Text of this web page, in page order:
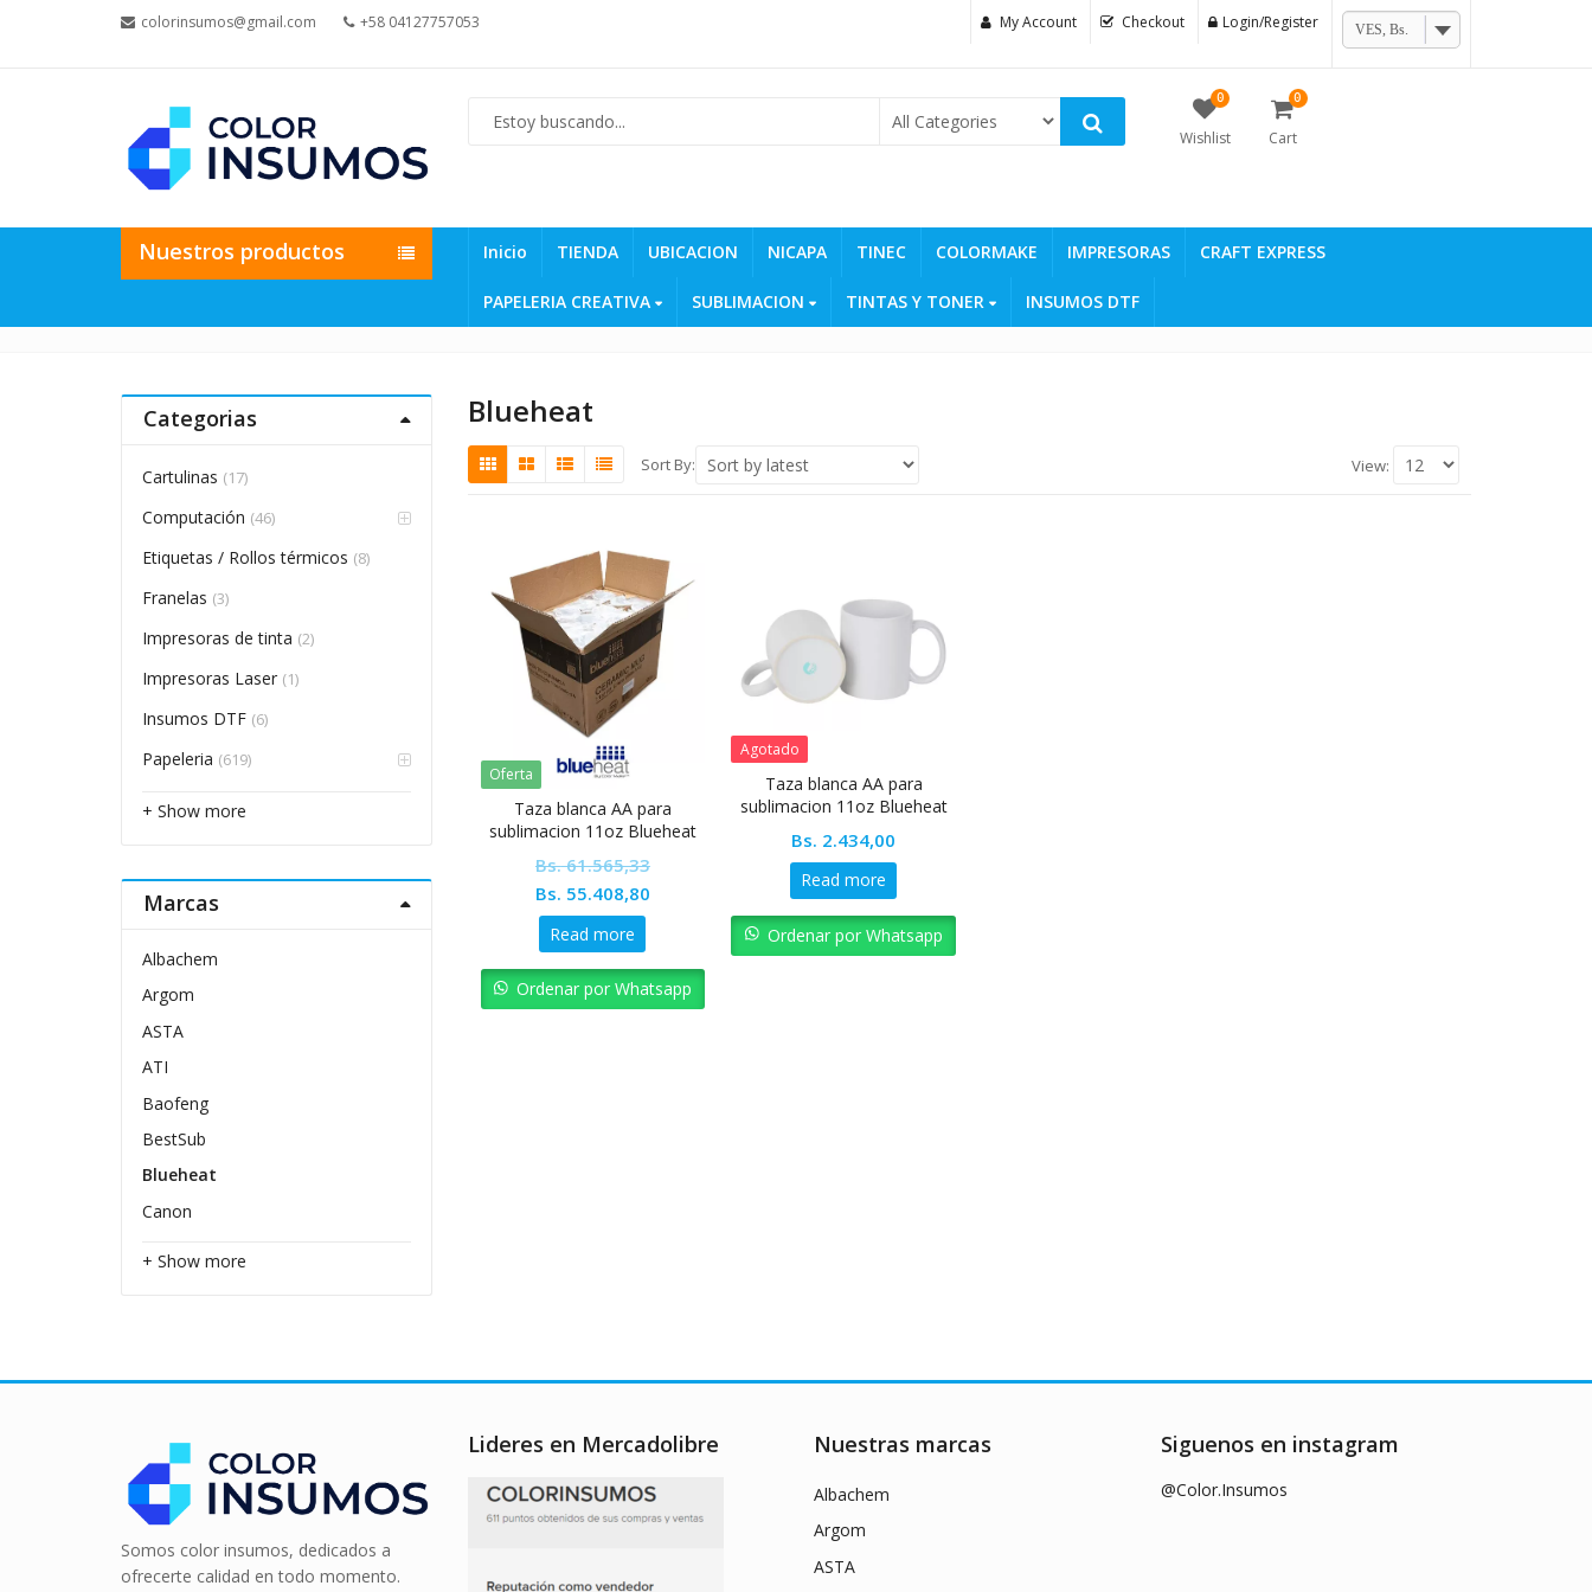
colorinsumos@gmail.com +58 04127757053 My Account Checkout Login/Register VES, Bs.
0
Wishlist
0
Cart
Nuestros productos Inicio TIENDA UBICACION NICAPA TINEC COLORMAKE IMPRESORAS CRAFT EXPRESS
PAPELERIA CREATIVA SUBLIMACION TINTAS Y TONER INSUMOS DTF
Blueheat
Sort By: View:
Oferta
Taza blanca AA para
sublimacion 11oz Blueheat
Bs.61.565,33
Original
price
was:
Bs. 61.565,33.
Bs. 55.408,80Current
Bs. 55.408,80.
Read more
Ordenar por Whatsapp
Agotado
Taza blanca AA para
sublimacion 11oz Blueheat
Bs. 2.434,00
Read more
Ordenar por Whatsapp
Categorias
Cartulinas (17)
Computación (46)
Etiquetas / Rollos térmicos (8)
Franelas (3)
Impresoras de tinta (2)
Impresoras Laser (1)
Insumos DTF (6)
Papeleria (619)
+ Show more
Marcas
Albachem
Argom
ASTA
ATI
Baofeng
BestSub
Blueheat
Canon
+ Show more
Somos color insumos, dedicados a
ofrecerte calidad en todo momento.
Lideres en Mercadolibre Nuestras marcas
Albachem
Argom
ASTA
Siguenos en instagram
@Color.Insumos